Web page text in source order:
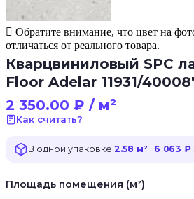
Обратите внимание, что цвет на
отличаться от реального товара.
Кварцвиниловый SPC
Floor Adelar 11931/
2 350.00 ₽ / м²
Как считать?
В одной упаковке 2.58 м² · 6 063 ₽
Площадь помещения (м²)